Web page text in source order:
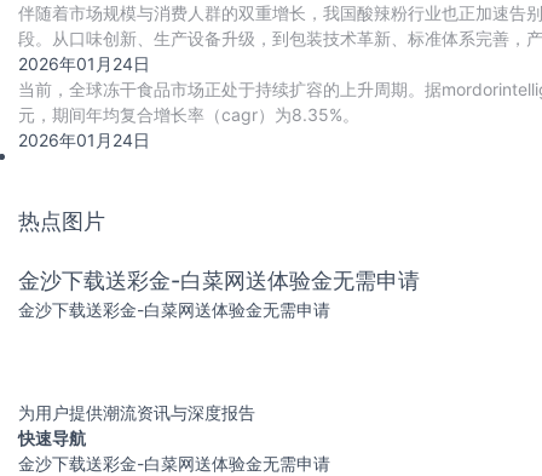
伴随着市场规模与消费人群的双重增长，我国酸辣粉行业也正加速告
段。从口味创新、生产设备升级，到包装技术革新、标准体系完善，
2026年01月24日
当前，全球冻干食品市场正处于持续扩容的上升周期。据
元，期间年均复合增长率（cagr）为8.35%‌。
2026年01月24日
热点图片
金沙下载送彩金-白菜网送体验金无需申请
金沙下载送彩金-白菜网送体验金无需申请
为用户提供潮流资讯与深度报告
快速导航
金沙下载送彩金-白菜网送体验金无需申请